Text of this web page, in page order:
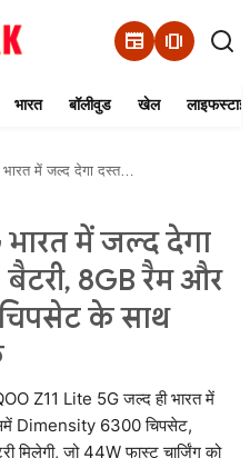
newspaper amp_stories
भारत बॉलीवुड खेल
रैम और Dimensity 6300 चिपसेट के साथ सस्ता 5G फोन लीक
भारत में जल्द देगा
8GB रैम और
के साथ
Z11 Lite 5G जल्द ही भारत में
Dimensity 6300 चिपसेट,
जो 44W फास्ट चार्जिंग को